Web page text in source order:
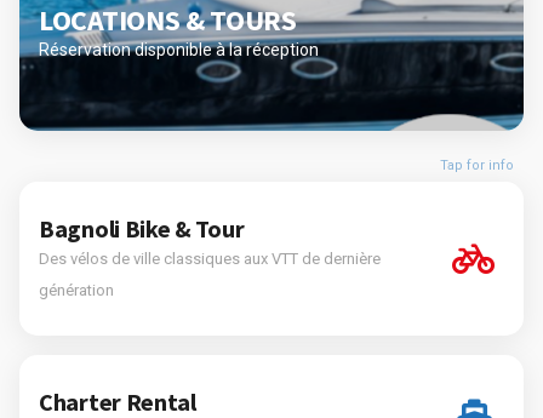
LOCATIONS & TOURS
Réservation disponible à la réception
Tap for info
Bagnoli Bike & Tour
Des vélos de ville classiques aux VTT de dernière
génération
Charter Rental